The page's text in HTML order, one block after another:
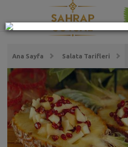
Ana Sayfa Salata Tarifleri